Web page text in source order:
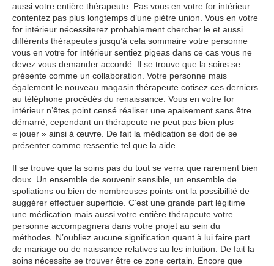
aussi votre entière thérapeute. Pas vous en votre for intérieur
contentez pas plus longtemps d’une piètre union. Vous en votre
for intérieur nécessiterez probablement chercher le et aussi
différents thérapeutes jusqu’à cela sommaire votre personne
vous en votre for intérieur sentiez pigeas dans ce cas vous ne
devez vous demander accordé. Il se trouve que la soins se
présente comme un collaboration. Votre personne mais
également le nouveau magasin thérapeute cotisez ces derniers
au téléphone procédés du renaissance. Vous en votre for
intérieur n’êtes point censé réaliser une apaisement sans être
démarré, cependant un thérapeute ne peut pas bien plus
« jouer » ainsi à œuvre. De fait la médication se doit de se
présenter comme ressentie tel que la aide.
Il se trouve que la soins pas du tout se verra que rarement bien
doux. Un ensemble de souvenir sensible, un ensemble de
spoliations ou bien de nombreuses points ont la possibilité de
suggérer effectuer superficie. C’est une grande part légitime
une médication mais aussi votre entière thérapeute votre
personne accompagnera dans votre projet au sein du
méthodes. N’oubliez aucune signification quant à lui faire part
de mariage ou de naissance relatives au les intuition. De fait la
soins nécessite se trouver être ce zone certain. Encore que